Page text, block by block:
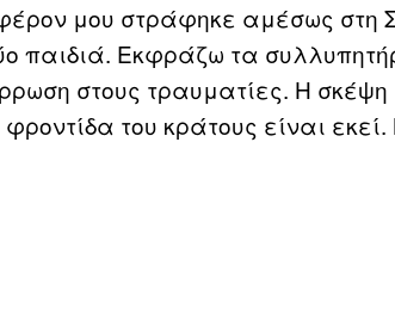
μου στράφηκε αμέσως στη
παιδιά. Εκφράζω τα
στους τραυματίες. Η σκέψη
του κράτους είναι εκεί.